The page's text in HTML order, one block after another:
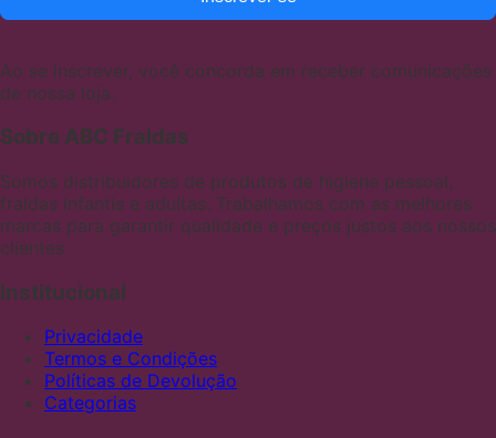
Ao se inscrever, você concorda em receber comunicações
de nossa loja.
Sobre ABC Fraldas
Somos distribuidores de produtos de higiene pessoal,
fraldas infantis e adultas. Trabalhamos com as melhores
marcas para garantir qualidade e preços justos aos nossos
clientes
Institucional
Privacidade
Termos e Condições
Políticas de Devolução
Categorias